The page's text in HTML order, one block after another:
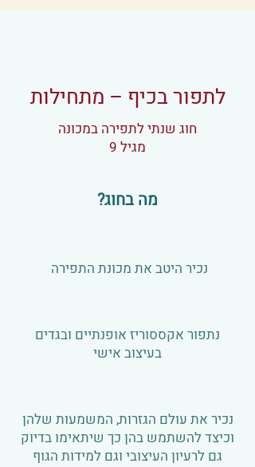
לתפור בכיף – מתחילות
חוג שנתי לתפירה במכונה
מגיל 9
מה בחוג?
נכיר היטב את מכונת התפירה
נתפור אקססוריז אופנתיים ובגדים
בעיצוב אישי
נכיר את עולם הגזרות, המשמעות שלהן
וכיצד להשתמש בהן כך שיתאימו בדיוק
גם לרעיון העיצובי וגם למידות הגוף